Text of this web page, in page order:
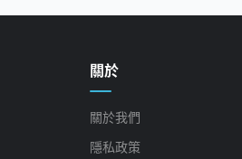
關於
關於我們
隱私政策